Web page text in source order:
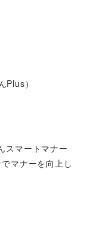
Plus）
スマートマナー
マナーを向上し